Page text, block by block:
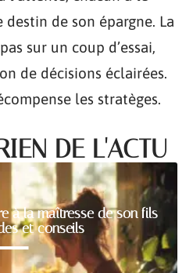
de son épargne. La
sur un coup d’essai,
de décisions éclairées.
les stratèges.
DE L'ACTU
à la maîtresse de son fils
et conseils